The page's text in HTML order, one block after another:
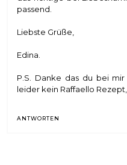
passend.
Liebste Grüße,
Edina.
P.S. Danke das du bei
leider kein Raffaello
ANTWORTEN